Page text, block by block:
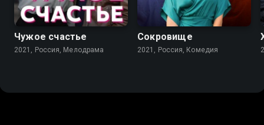
7.2
Чужое счастье
2021, Россия, Мелодрама
7.3
Сокровище
2021, Россия, Комедия